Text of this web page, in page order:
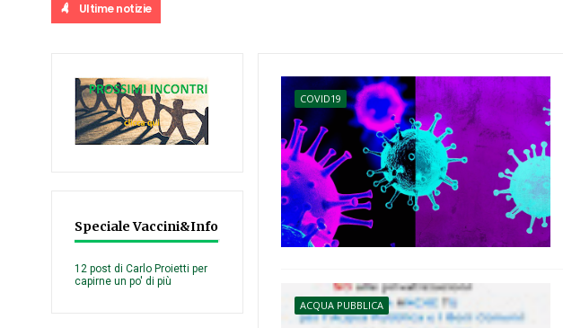
Ultime notizie
Speciale Vaccini&Info
12 post di Carlo Proietti per
capirne un po' di più
COVID19
ACQUA PUBBLICA